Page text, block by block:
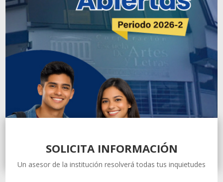
SOLICITA INFORMACIÓN
Un asesor de la institución resolverá todas tus inquietudes